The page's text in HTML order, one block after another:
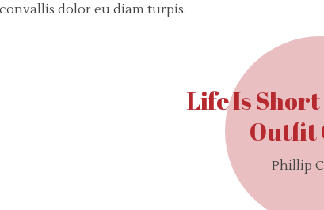
convallis dolor eu diam turpis.
Life Is
Outfit
Phillip